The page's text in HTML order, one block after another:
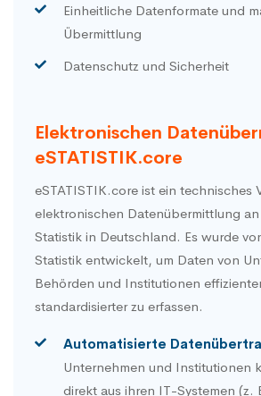
Einheitliche Datenformate und
Übermittlung
Datenschutz und Sicherheit
Elektronischen
eSTATISTIK.core
eSTATISTIK.core ist ein technisches
elektronischen Datenübermittlung
Statistik in Deutschland. Es wurde
Statistik entwickelt, um Daten von
Behörden und Institutionen
standardisierter zu erfassen.
Automatisierte
Unternehmen und Institutionen
direkt aus ihren IT-Systemen (z.